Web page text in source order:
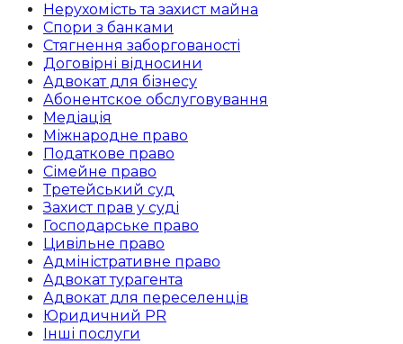
Нерухомість та захист майна
Спори з банками
Стягнення заборгованості
Договірні відносини
Адвокат для бізнесу
Абoнентское обслуговування
Медіація
Міжнародне право
Податкове право
Сімейне право
Третейський суд
Захист прав у суді
Господарське право
Цивільне право
Адміністративне право
Адвокат турагента
Адвокат для переселенців
Юридичний PR
Інші послуги